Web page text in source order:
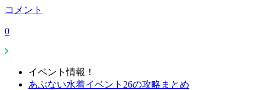
コメント
0
イベント情報！
あぶない水着イベント26の攻略まとめ